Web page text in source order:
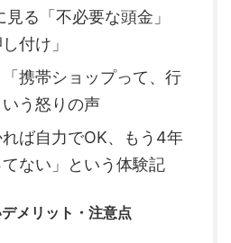
る「不必要な頭金」
付け」
「携帯ショップって、行
う怒りの声
れば自力でOK、もう4年
ない」という体験記
メリット・注意点